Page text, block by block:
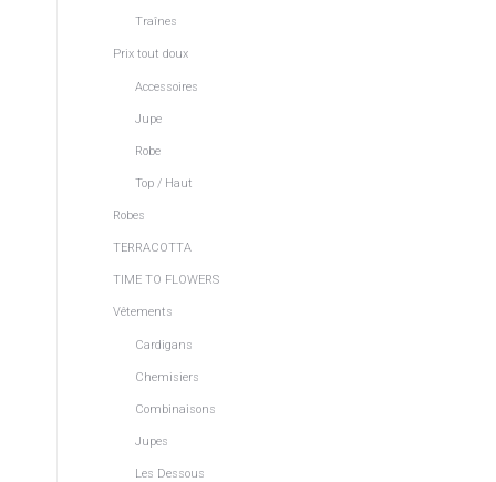
Traînes
Prix tout doux
Accessoires
Jupe
Robe
Top / Haut
Robes
TERRACOTTA
TIME TO FLOWERS
Vêtements
Cardigans
Chemisiers
Combinaisons
Jupes
Les Dessous